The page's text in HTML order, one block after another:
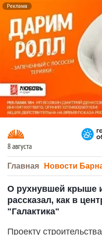
Реклама
8 августа
Главная Новости
О рухнувшей крыше
рассказал, как в
"Галактика"
Проекту